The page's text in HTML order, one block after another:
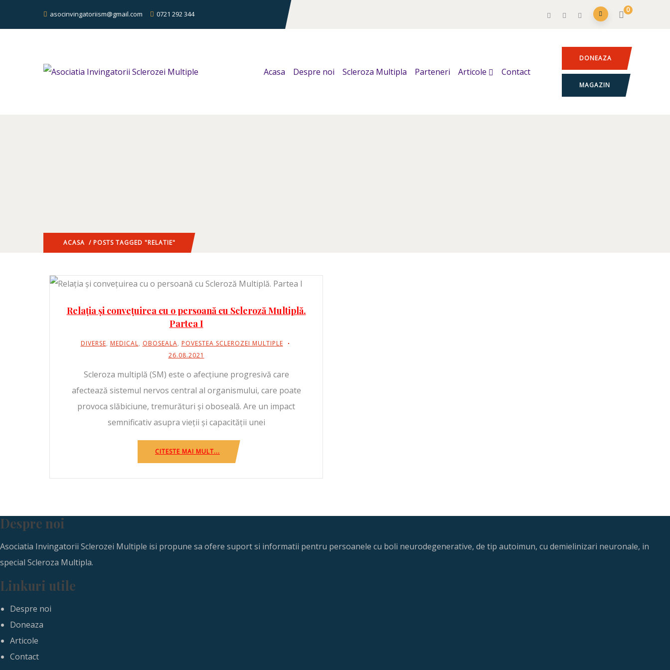
asocinvingatoriism@gmail.com 0721 292 344 0
Acasa Despre noi Scleroza Multipla Parteneri Articole Contact
DONEAZA
MAGAZIN
ACASA / POSTS TAGGED "RELATIE"
Relația și convețuirea cu o persoană cu Scleroză Multiplă.
Partea I
DIVERSE, MEDICAL, OBOSEALA, POVESTEA SCLEROZEI MULTIPLE
26.08.2021
Scleroza multiplă (SM) este o afecțiune progresivă care
afectează sistemul nervos central al organismului, care poate
provoca slăbiciune, tremurături și oboseală. Are un impact
semnificativ asupra vieții și capacității unei
CITESTE MAI MULT...
Despre noi
Asociatia Invingatorii Sclerozei Multiple isi propune sa ofere suport si informatii pentru persoanele cu boli neurodegenerative, de tip autoimun, cu demielinizari neuronale, in
special Scleroza Multipla.
Linkuri utile
Despre noi
Doneaza
Articole
Contact